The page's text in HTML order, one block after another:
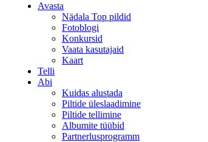
Avasta
Nädala Top pildid
Fotoblogi
Konkursid
Vaata kasutajaid
Kaart
Telli
Abi
Kuidas alustada
Piltide üleslaadimine
Piltide tellimine
Albumite tüübid
Partnerlusprogramm